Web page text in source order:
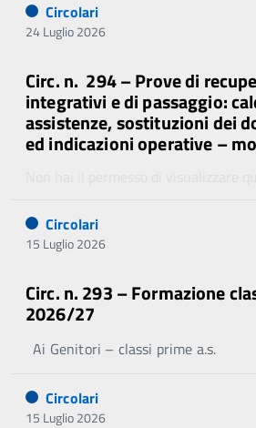
Circolari
24 Luglio 2026
Circ. n. 294 – Prove di
integrativi e di passaggio:
assistenze, sostituzioni dei
ed indicazioni operative –
Circolari
15 Luglio 2026
Circ. n. 293 – Formazione
2026/27
Ai Genitori – classi prime a.s.
Circolari
15 Luglio 2026